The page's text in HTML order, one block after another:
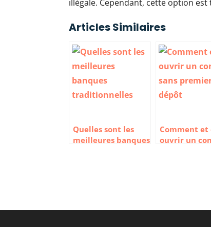
illégale. Cependant, cette option
Articles Similaires
Quelles sont les
meilleures banques
Comment et
ouvrir un